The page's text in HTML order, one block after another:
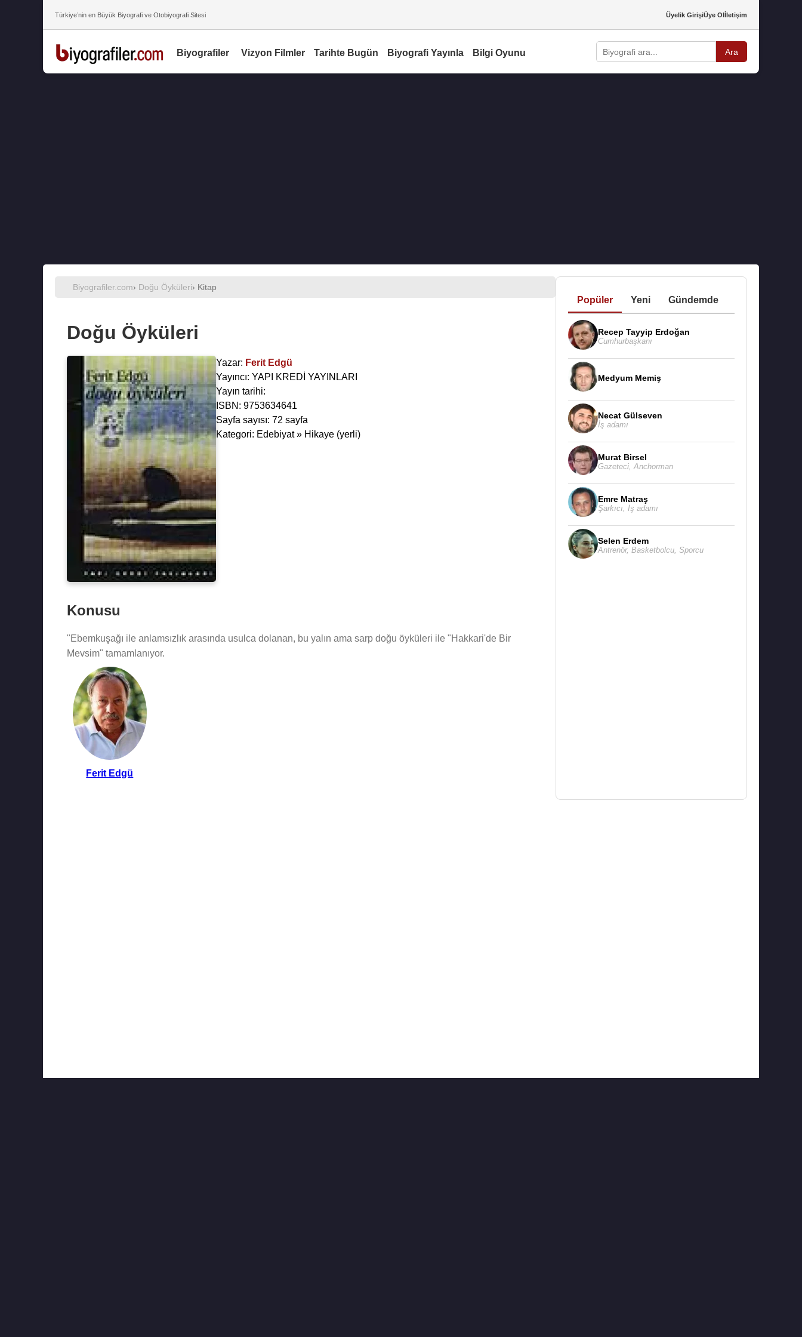
Türkiye’nin en Büyük Biyografi ve Otobiyografi Sitesi Üyelik GirişiÜye Olİletişim
Biyografiler Vizyon Filmler Tarihte Bugün Biyografi Yayınla Bilgi Oyunu Ara
Biyografiler.com› Doğu Öyküleri› Kitap
Doğu Öyküleri
Yazar: Ferit Edgü
Yayıncı: YAPI KREDİ YAYINLARI
Yayın tarihi:
ISBN: 9753634641
Sayfa sayısı: 72 sayfa
Kategori: Edebiyat » Hikaye (yerli)
Konusu
"Ebemkuşağı ile anlamsızlık arasında usulca dolanan, bu yalın ama sarp doğu öyküleri ile "Hakkari'de Bir
Mevsim" tamamlanıyor.
Ferit Edgü
Popüler Yeni Gündemde
Recep Tayyip Erdoğan
Cumhurbaşkanı
Medyum Memiş
Necat Gülseven
İş adamı
Murat Birsel
Gazeteci, Anchorman
Emre Matraş
Şarkıcı İş adamı
Selen Erdem
Antrenör, Basketbolcu, Sporcu